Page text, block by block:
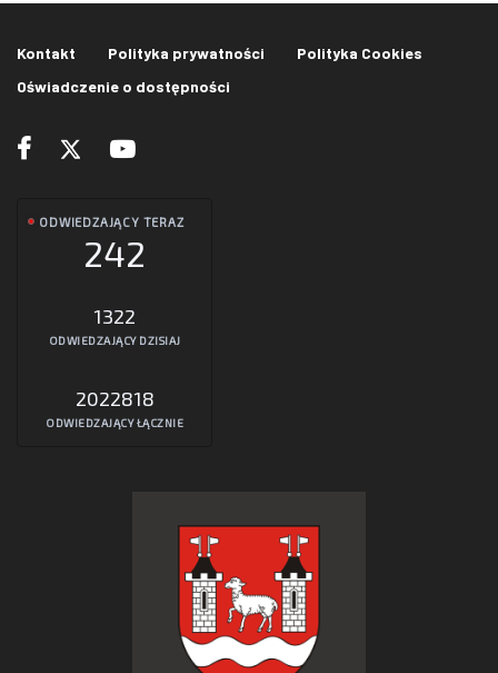
Kontakt Polityka prywatności
Polityka Cookies
Oświadczenie o dostępności
ODWIEDZAJĄCY TERAZ
242
1322
ODWIEDZAJĄCY DZISIAJ
2022818
ODWIEDZAJĄCY ŁĄCZNIE